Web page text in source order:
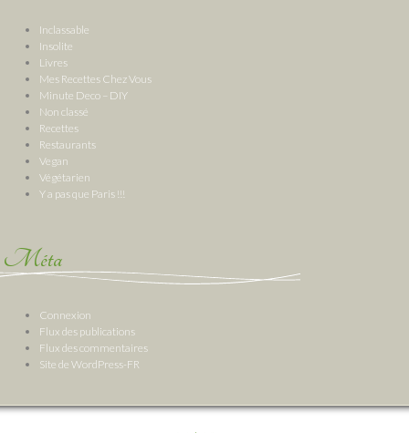
Inclassable
Insolite
Livres
Mes Recettes Chez Vous
Minute Deco – DIY
Non classé
Recettes
Restaurants
Vegan
Végétarien
Y a pas que Paris !!!
Méta
Connexion
Flux des publications
Flux des commentaires
Site de WordPress-FR